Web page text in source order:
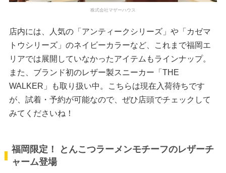
株式会社マザーハウス
店内には、人気の「アンティークシリーズ」や「カゼマ
トウシリーズ」のネイビーカラーなど、これまで福岡エ
リアでは展開していなかったアイテムもラインナップ。
また、ブランド初のレザー製スニーカー「THE
WALKER」も取り扱い中。こちらは現在入荷待ちです
が、試着・予約が可能なので、ぜひ店頭でチェックして
みてくださいね！
福岡限定！ とんこつラーメンモチーフのレザーチ
ャーム登場